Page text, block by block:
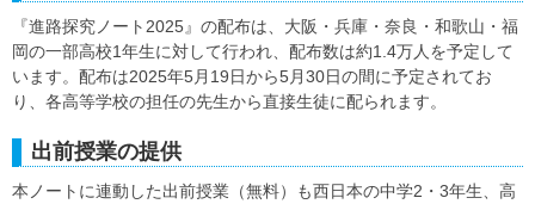
『進路探究ノート2025』の配布は、大阪・兵庫・奈良・和歌山・福
岡の一部高校1年生に対して行われ、配布数は約1.4万人を予定して
います。配布は2025年5月19日から5月30日の間に予定されてお
り、各高等学校の担任の先生から直接生徒に配られます。
出前授業の提供
本ノートに連動した出前授業（無料）も西日本の中学2・3年生、高